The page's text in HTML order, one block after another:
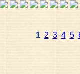
1 2 3 4 5